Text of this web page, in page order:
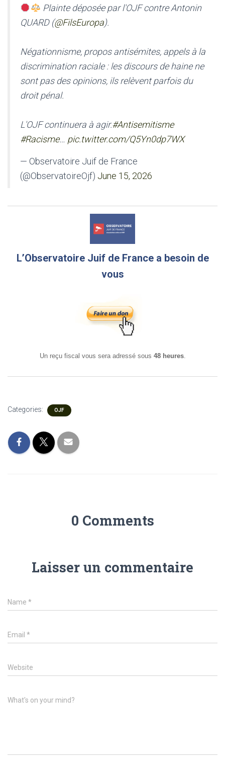
Plainte déposée par l'OJF contre Antonin
QUARD (@FilsEuropa).
Négationnisme, propos antisémites, appels à la
discrimination raciale : les discours de haine ne
sont pas des opinions, ils relèvent parfois du
droit pénal.
L'OJF continuera à agir.#Antisemitisme
#Racisme… pic.twitter.com/Q5Yn0dp7WX
— Observatoire Juif de France
(@ObservatoireOjf) June 15, 2026
L’Observatoire Juif de France a besoin de
vous
Un reçu fiscal vous sera adressé sous 48 heures.
Categories: OJF
0 Comments
Laisser un commentaire
Name *
Email *
Website
What's on your mind?